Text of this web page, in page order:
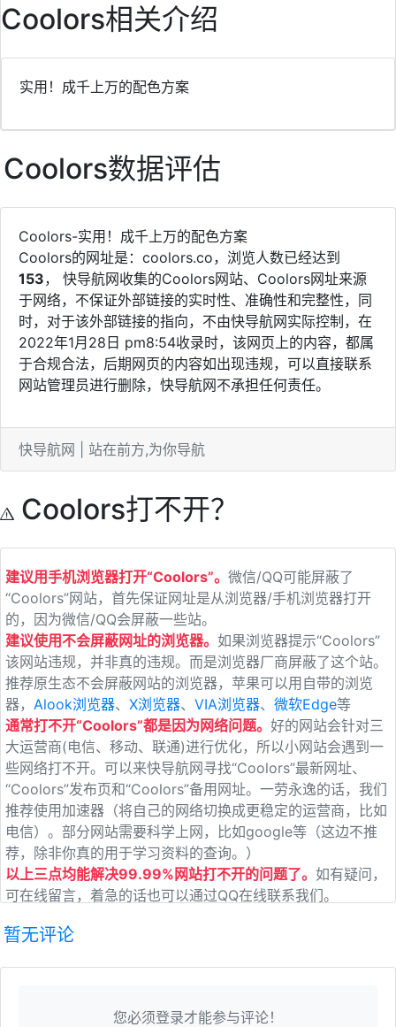
Coolors相关介绍
实用！成千上万的配色方案
Coolors数据评估
Coolors-实用！成千上万的配色方案
Coolors的网址是：coolors.co，浏览人数已经达到
153， 快导航网收集的Coolors网站、Coolors网址来源
于网络，不保证外部链接的实时性、准确性和完整性，同
时，对于该外部链接的指向，不由快导航网实际控制，在
2022年1月28日 pm8:54收录时，该网页上的内容，都属
于合规合法，后期网页的内容如出现违规，可以直接联系
网站管理员进行删除，快导航网不承担任何责任。
快导航网 | 站在前方,为你导航
Coolors打不开？
建议用手机浏览器打开“Coolors”。 微信/QQ可能屏蔽了
“Coolors”网站，首先保证网址是从浏览器/手机浏览器打开
的，因为微信/QQ会屏蔽一些站。
建议使用不会屏蔽网址的浏览器。 如果浏览器提示“Coolors”
该网站违规，并非真的违规。而是浏览器厂商屏蔽了这个站。
推荐原生态不会屏蔽网站的浏览器，苹果可以用自带的浏览
器， Alook浏览器、 X浏览器、 VIA浏览器、 微软Edge等
通常打不开“Coolors”都是因为网络问题。 好的网站会针对三
大运营商(电信、移动、联通)进行优化，所以小网站会遇到一
些网络打不开。可以来快导航网寻找“Coolors”最新网址、
“Coolors”发布页和“Coolors”备用网址。一劳永逸的话，我们
推荐使用加速器（将自己的网络切换成更稳定的运营商，比如
电信）。部分网站需要科学上网，比如google等（这边不推
荐，除非你真的用于学习资料的查询。）
以上三点均能解决99.99%网站打不开的问题了。 如有疑问，
可在线留言，着急的话也可以通过QQ在线联系我们。
暂无评论
您必须登录才能参与评论！